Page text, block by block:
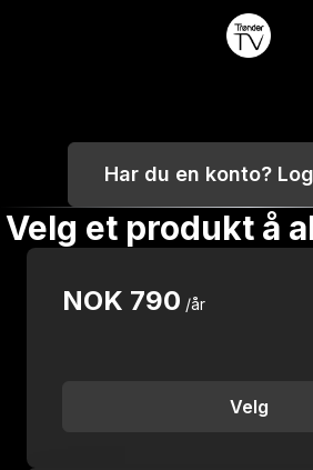
Har du en konto?
Velg et produkt å
NOK 790 /år
Velg